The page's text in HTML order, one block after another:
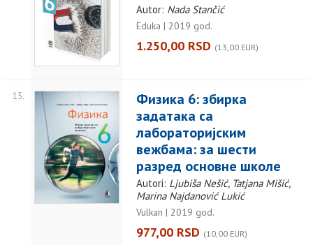
Autor: Nada Stančić
Eduka | 2019 god.
1.250,00 RSD (13,00 EUR)
15.
Физика 6: збирка
задатака са
лабораторијским
вежбама: за шести
разред основне школе
Autori: Ljubiša Nešić, Tatjana Mišić,
Marina Najdanović Lukić
Vulkan | 2019 god.
977,00 RSD (10,00 EUR)